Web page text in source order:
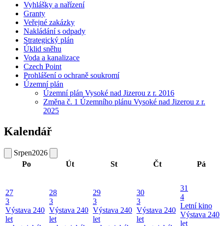
Vyhlášky a nařízení
Granty
Veřejné zakázky
Nakládání s odpady
Strategický plán
Úklid sněhu
Voda a kanalizace
Czech Point
Prohlášení o ochraně soukromí
Územní plán
Územní plán Vysoké nad Jizerou z r. 2016
Změna č. 1 Územního plánu Vysoké nad Jizerou z r.
2025
Kalendář
Srpen2026
Po
Út St Čt Pá
27
3
Výstava 240
let
28
3
Výstava 240
let
29
3
Výstava 240
let
30
3
Výstava 240
let
31
4
Letní kino
Výstava 240
let